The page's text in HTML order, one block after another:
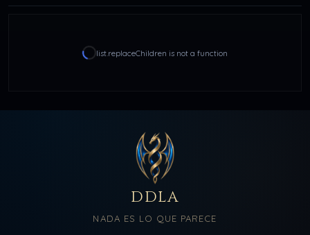
list.replaceChildren is not a function
DDLA
NADA ES LO QUE PARECE